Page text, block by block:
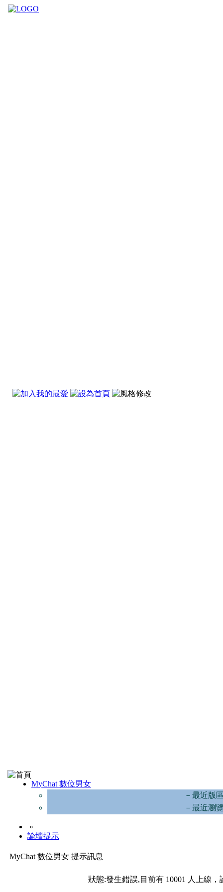
MyChat 數位男女
－最近版
－最近瀏
»
論壇提示
MyChat 數位男女 提示訊息
狀態:發生錯誤,目前有 10001 人上線